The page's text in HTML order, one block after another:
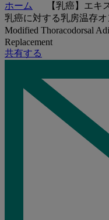
ホーム
【乳癌】エキ
乳癌に対する乳房温存
Modified Thoracodorsal
Replacement
共有する